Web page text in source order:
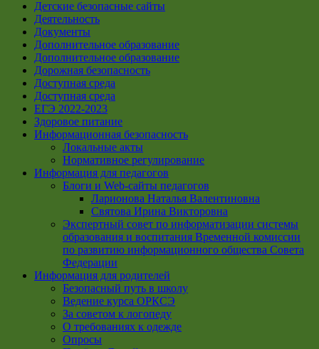
Детские безопасные сайты
Деятельность
Документы
Дополнительное образование
Дополнительное образование
Дорожная безопасность
Доступная среда
Доступная среда
ЕГЭ 2022-2023
Здоровое питание
Информационная безопасность
Локальные акты
Нормативное регулирование
Информация для педагогов
Блоги и Web-сайты педагогов
Ларионова Наталья Валентиновна
Святова Ирина Викторовна
Экспертный совет по информатизации системы
образования и воспитания Временной комиссии
по развитию информационного общества Совета
Федерации
Информация для родителей
Безопасный путь в школу
Ведение курса ОРКСЭ
За советом к логопеду
О требованиях к одежде
Опросы